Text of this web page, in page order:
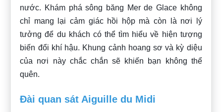
nước. Khám phá sông băng Mer de Glace không
chỉ mang lại cảm giác hồi hộp mà còn là nơi lý
tưởng để du khách có thể tìm hiểu về hiện tượng
biến đổi khí hậu. Khung cảnh hoang sơ và kỳ diệu
của nơi này chắc chắn sẽ khiến bạn không thể
quên.
Đài quan sát Aiguille du Midi